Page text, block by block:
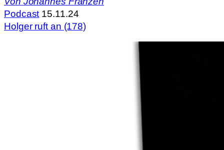
Podcast 15.11.24
Holger ruft an (178)